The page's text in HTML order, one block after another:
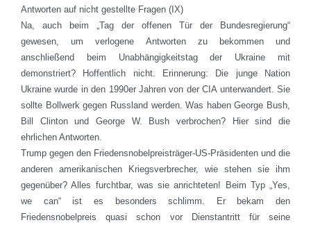
Antworten auf nicht gestellte Fragen (IX)
Na, auch beim „Tag der offenen Tür der Bundesregierung“
gewesen, um verlogene Antworten zu bekommen und
anschließend beim Unabhängigkeitstag der Ukraine mit
demonstriert? Hoffentlich nicht. Erinnerung: Die junge Nation
Ukraine wurde in den 1990er Jahren von der CIA unterwandert. Sie
sollte Bollwerk gegen Russland werden. Was haben George Bush,
Bill Clinton und George W. Bush verbrochen? Hier sind die
ehrlichen Antworten.
Trump gegen den Friedensnobelpreisträger-US-Präsidenten und die
anderen amerikanischen Kriegsverbrecher, wie stehen sie ihm
gegenüber? Alles furchtbar, was sie anrichteten! Beim Typ „Yes,
we can“ ist es besonders schlimm. Er bekam den
Friedensnobelpreis quasi schon vor Dienstantritt für seine